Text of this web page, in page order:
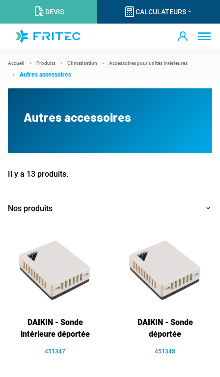
DEVIS CALCULATEURS
Accueil Produits Climatisation Accessoires pour unités intérieures
Autres accessoires
Autres accessoires
Il y a 13 produits.
Nos produits
DAIKIN - Sonde
intérieure déportée
451347
DAIKIN - Sonde
déportée
451348